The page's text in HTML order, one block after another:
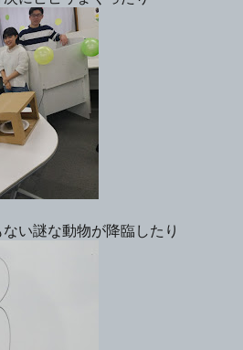
い謎な動物が降臨したり